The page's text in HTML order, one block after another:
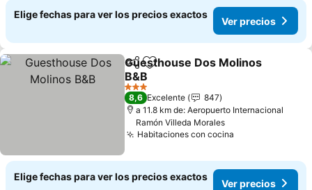
Elige fechas para ver los precios exactos
Ver precios
CompartirAgregar a favoritos
Guesthouse Dos Molinos
B&B
3 Estrellas
8,6 Excelente
847
a 11.8 km de: Aeropuerto Internacional
Ramón Villeda Morales
Habitaciones con cocina
Elige fechas para ver los precios exactos
Ver precios